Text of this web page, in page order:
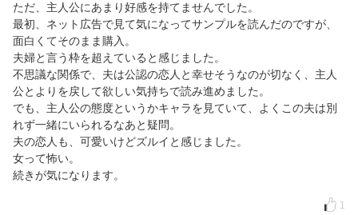
ただ、主人公にあまり好感を持てませんでした。
最初、ネット広告で見て気になってサンプルを読んだのですが、
面白くてそのまま購入。
夫婦と言う枠を超えていると感じました。
不思議な関係で、夫は公認の恋人と幸せそうなのが切なく、主人
公とよりを戻して欲しい気持ちで読み進めました。
でも、主人公の態度というかキャラを見ていて、よくこの夫は別
れず一緒にいられるなあと疑問。
夫の恋人も、可愛いけどズルイと感じました。
女って怖い。
続きが気になります。
1